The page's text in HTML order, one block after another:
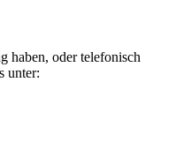
haben, oder telefonisch
unter: